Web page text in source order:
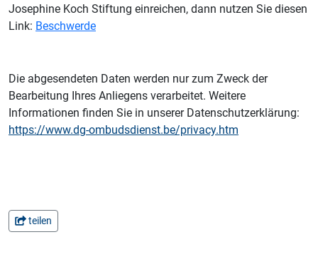
Josephine Koch Stiftung einreichen, dann nutzen Sie diesen
Link: Beschwerde
Die abgesendeten Daten werden nur zum Zweck der
Bearbeitung Ihres Anliegens verarbeitet. Weitere
Informationen finden Sie in unserer Datenschutzerklärung:
https://www.dg-ombudsdienst.be/privacy.htm
teilen